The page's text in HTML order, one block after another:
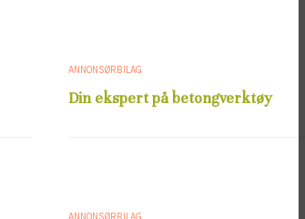
ANNONSØRBILAG
Din ekspert på betongverktøy